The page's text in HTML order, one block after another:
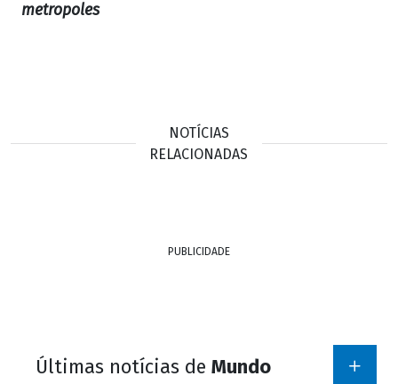
metropoles
NOTÍCIAS
RELACIONADAS
PUBLICIDADE
Últimas notícias de Mundo